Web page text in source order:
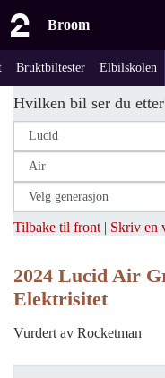
Broom
Bruktbiltester Elbilskolen
Hvilken bil ser du
Tilbake til front | Skriv en
2024 Lucid Air
Elektrisitet
Vurdert av Rocketman